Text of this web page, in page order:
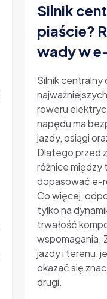
Silnik
piaście?
wady w
Silnik centralny
roweru
napędu ma
jazdy, osiągi
Dlatego przed
różnice między
dopasować e-
Co więcej,
tylko na
trwałość
wspomagania.
jazdy i terenu,
okazać się
drugi.